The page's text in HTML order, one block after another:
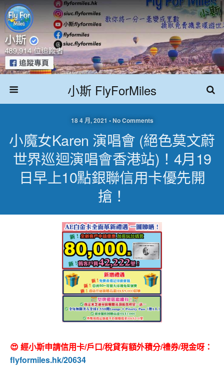
小斯 FlyForMiles
18 4 月, 2021 • No Comments
小魔女Karen 演唱會 (絕色莫文蔚
世界巡迴演唱會香港站)！4月19
日早上10點銀聯信用卡優先開
搶！
😍 經小斯申請信用卡/戶口/稅貸有額外積分/禮券/現金呀：
flyformiles.hk/20634